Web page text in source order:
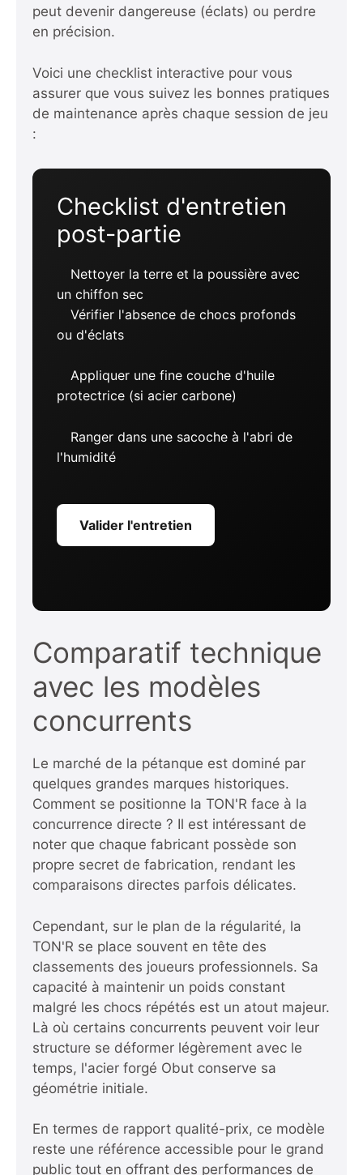
peut devenir dangereuse (éclats) ou perdre
en précision.
Voici une checklist interactive pour vous
assurer que vous suivez les bonnes pratiques
de maintenance après chaque session de jeu
:
Checklist d'entretien
post-partie
Nettoyer la terre et la poussière avec
un chiffon sec
Vérifier l'absence de chocs profonds
ou d'éclats
Appliquer une fine couche d'huile
protectrice (si acier carbone)
Ranger dans une sacoche à l'abri de
l'humidité
Valider l'entretien
Comparatif technique
avec les modèles
concurrents
Le marché de la pétanque est dominé par
quelques grandes marques historiques.
Comment se positionne la TON'R face à la
concurrence directe ? Il est intéressant de
noter que chaque fabricant possède son
propre secret de fabrication, rendant les
comparaisons directes parfois délicates.
Cependant, sur le plan de la régularité, la
TON'R se place souvent en tête des
classements des joueurs professionnels. Sa
capacité à maintenir un poids constant
malgré les chocs répétés est un atout majeur.
Là où certains concurrents peuvent voir leur
structure se déformer légèrement avec le
temps, l'acier forgé Obut conserve sa
géométrie initiale.
En termes de rapport qualité-prix, ce modèle
reste une référence accessible pour le grand
public tout en offrant des performances de